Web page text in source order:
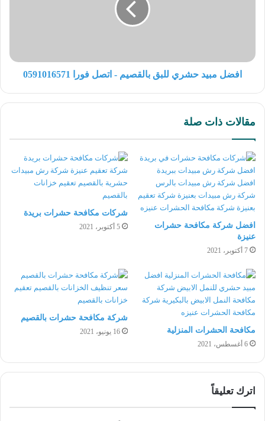
افضل مبيد حشري للبق بالقصيم - اتصل فورا 0591016571
مقالات ذات صلة
افضل شركة مكافحة حشرات
عنيزة
7 أكتوبر، 2021
شركات مكافحة حشرات بريدة
5 أكتوبر، 2021
مكافحة الحشرات المنزلية
6 أغسطس، 2021
شركة مكافحة حشرات بالقصيم
16 يونيو، 2021
اترك تعليقاً